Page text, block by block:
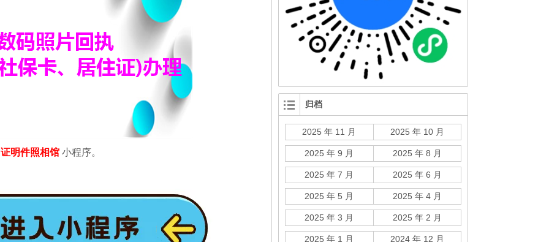
证明件照相馆 小程序。
归档
2025 年 11 月 2025 年 10 月
2025 年 9 月 2025 年 8 月
2025 年 7 月 2025 年 6 月
2025 年 5 月 2025 年 4 月
2025 年 3 月 2025 年 2 月
2025 年 1 月 2024 年 12 月